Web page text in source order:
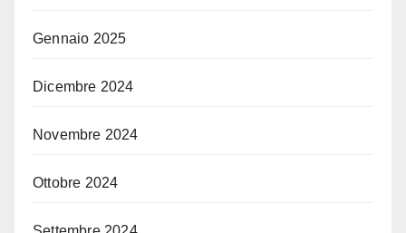
Gennaio 2025
Dicembre 2024
Novembre 2024
Ottobre 2024